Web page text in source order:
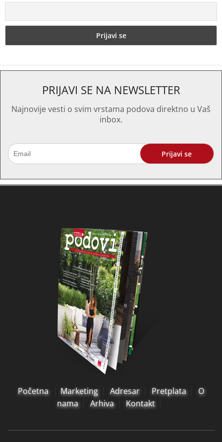
PRIJAVI SE NA NEWSLETTER
Najnovije vesti o svim vrstama podova direktno u Vaš
inbox.
Početna Marketing Adresar Pretplata
O
nama
Arhiva Kontakt